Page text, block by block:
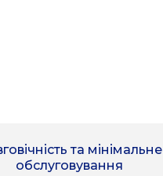
та мінімальне
обслуговування